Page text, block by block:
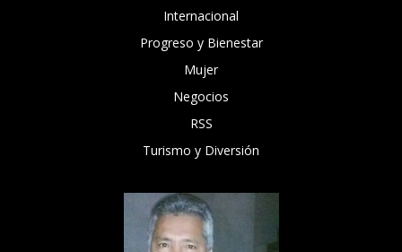
Internacional
Progreso y Bienestar
Mujer
Negocios
RSS
Turismo y Diversión